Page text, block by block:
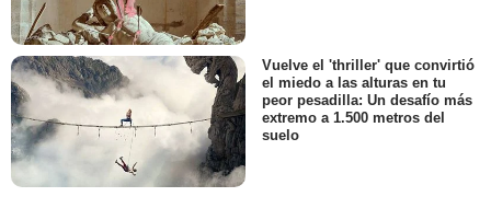
Vuelve el 'thriller' que convirtió
el miedo a las alturas en tu
peor pesadilla: Un desafío más
extremo a 1.500 metros del
suelo